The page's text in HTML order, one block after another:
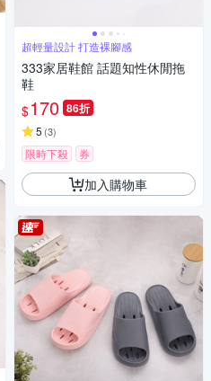
超輕量設計 打造裸腳感
333家居鞋館 話題知性休閒拖
鞋
$170 86折
5 (3)
限時下殺 券
加入購物車